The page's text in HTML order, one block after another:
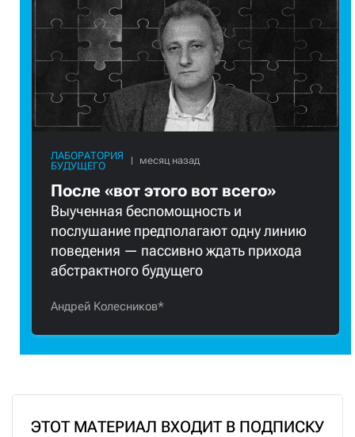
ЛАБОРАТОРИЯ
БУДУЩЕГО
После «вот этого вот всего»
Выученная беспомощность и
послушание предполагают одну линию
поведения — пассивно ждать прихода
абстрактного будущего
Андрей Колесников*
ЭТОТ МАТЕРИАЛ ВХОДИТ В ПОДПИСКУ